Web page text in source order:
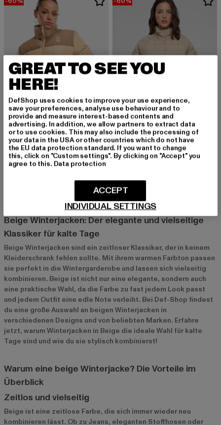
KARL KANI
OG Revsersible
56,00 EUR
Derzeitiger Preis: 56,00 EUR
139,99 EUR
URBAN CLASSICS
Ladies Quilted Coat
Beige Winterjacken: Der elegante und vielseitige
Klassiker für kalte Tage
Beige Winterjacken sind ein zeitloser Klassiker, der in keinem
Kleiderschrank fehlen sollte. Mit ihrem warmen Farbton passen
sie perfekt in die Wintergarderobe und lassen sich vielseitig
kombinieren. Beige ist nicht nur eine elegante, sondern auch
eine praktische Wahl, da die Farbe zu fast jedem Look passt
und jedem Outfit eine edle Note verleiht. Bei Def-Shop findest
du eine große Auswahl an beigen Winterjacken in
verschiedenen Designs und von beliebten Marken. Erfahre
jetzt, warum Winterjacken in Beige die ideale Wahl für kalte
Tage sind und wie du sie stylisch kombinierst!
Warum eine beige Winterjacke? Die Vorteile im
Überblick
Zeitlos und vielseitig
Beige ist eine zeitlose Farbe, die sich immer wieder neu
kombinieren lässt. Ob zu Jeans, eleganten Stoffhosen oder
GREAT TO SEE YOU
HERE!
DefShop uses cookies to improve your use experience,
save your preferences, analyse use behaviour and to
provide and measure interest-based contents and
advertising. In addition, we allow partners to extract data
or to use cookies. This may also include the processing of
your data in the USA or other countries which do not have
the EU data protection standard. If you want to change
this, click on "Custom settings". By clicking on "Accept" you
agree to this. Data protection
INDIVIDUAL SETTINGS
ACCEPT